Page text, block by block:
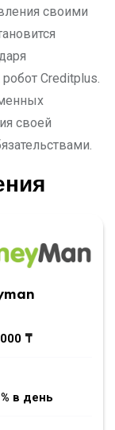
своими
Creditplus.
своей
₸
в день